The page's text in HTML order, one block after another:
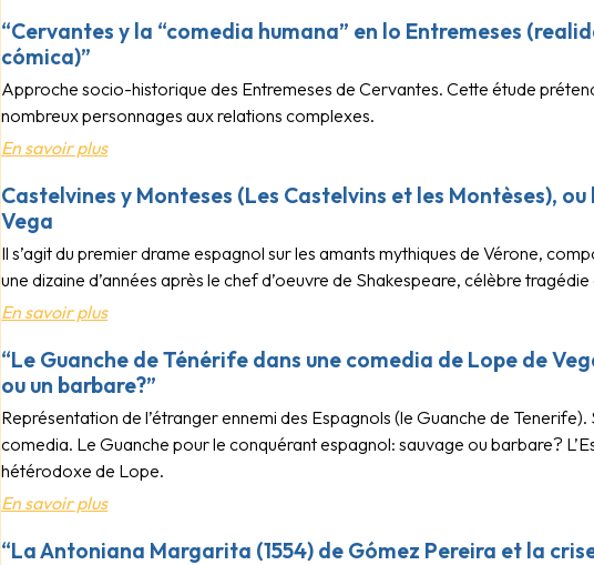
“Cervantes y la “comedia humana” en lo Entremeses
cómica)”
Approche socio-historique des Entremeses de Cervantes. Cette étude
nombreux personnages aux relations complexes.
En savoir plus
Castelvines y Monteses (Les Castelvins et les Montèses),
Vega
Il s’agit du premier drame espagnol sur les amants mythiques de Vérone,
une dizaine d’années après le chef d’oeuvre de Shakespeare, célèbre tragédie
En savoir plus
“Le Guanche de Ténérife dans une comedia de Lope de
ou un barbare?”
Représentation de l’étranger ennemi des Espagnols (le Guanche de
comedia. Le Guanche pour le conquérant espagnol: sauvage ou barbare?
hétérodoxe de Lope.
En savoir plus
“La Antoniana Margarita (1554) de Gómez Pereira et la